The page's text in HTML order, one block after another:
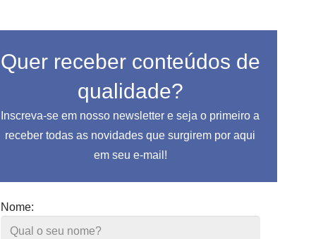
Quer receber conteúdos de
qualidade?
Inscreva-se em nosso newsletter e seja o primeiro a
receber todas as novidades que surgirem por aqui
em seu e-mail!
Nome: